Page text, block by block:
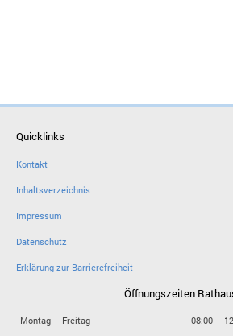
Quicklinks
Kontakt
Inhaltsverzeichnis
Impressum
Datenschutz
Erklärung zur Barrierefreiheit
Öffnungszeiten
Montag – Freitag
08:00 –